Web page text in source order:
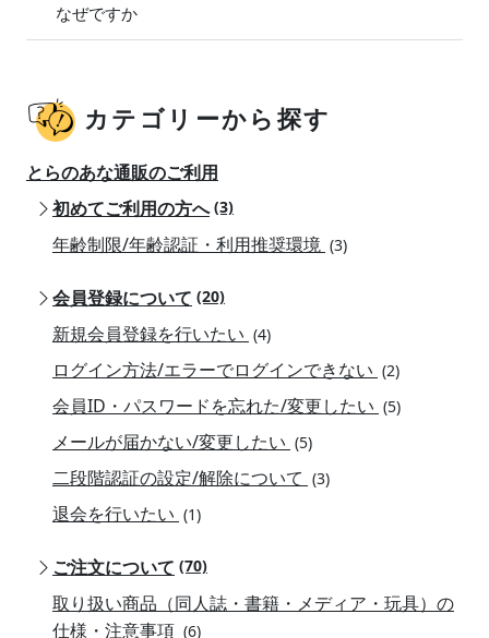
なぜですか
カテゴリーから探す
とらのあな通販のご利用
初めてご利用の方へ (3)
年齢制限/年齢認証・利用推奨環境 (3)
会員登録について (20)
新規会員登録を行いたい (4)
ログイン方法/エラーでログインできない (2)
会員ID・パスワードを忘れた/変更したい (5)
メールが届かない/変更したい (5)
二段階認証の設定/解除について (3)
退会を行いたい (1)
ご注文について (70)
取り扱い商品（同人誌・書籍・メディア・玩具）の
仕様・注意事項 (6)